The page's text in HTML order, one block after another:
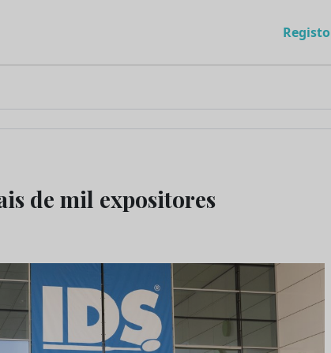
Registo
de mil expositores